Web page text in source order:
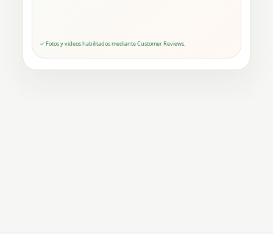
✓ Fotos y videos habilitados mediante Customer Reviews.